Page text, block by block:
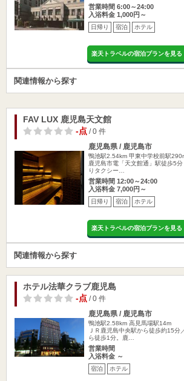
営業時間 6:00～24:00
入浴料金 1,000円～
日帰り 宿泊 ホテル
楽天トラベルの宿泊プランを見る
関連情報から探す
FAV LUX 鹿児島天文館
-点/ 0 件
鹿児島県 / 鹿児島市
鴨池駅2.54km 甲東中学校前駅
鹿児島市電「天文館通」駅徒歩5
りタクシー…
営業時間 12:00～24:00
入浴料金 7,000円～
日帰り 宿泊 ホテル
楽天トラベルの宿泊プランを見る
関連情報から探す
ホテル法華クラブ鹿児島
-点/ 0 件
鹿児島県 / 鹿児島市
鴨池駅2.58km 高見馬場駅14m
ＪＲ鹿児島中央駅から徒歩約15分
ら徒歩1分。鹿…
営業時間
入浴料金 ～
宿泊 ホテル